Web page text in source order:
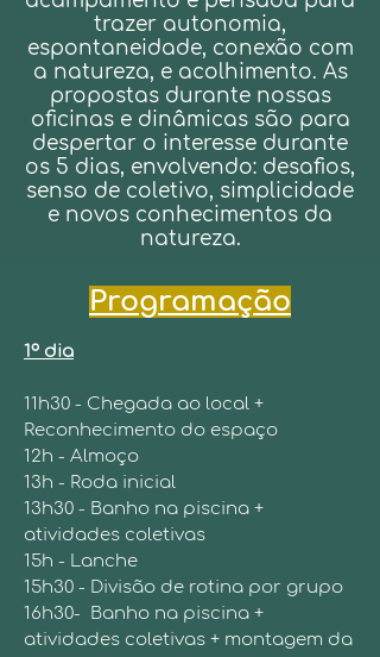
trazer autonomia,
espontaneidade, conexão com
a natureza, e acolhimento. As
propostas durante nossas
oficinas e dinâmicas são para
despertar o interesse durante
os 5 dias, envolvendo: desafios,
senso de coletivo, simplicidade
e novos conhecimentos da
natureza.
Programação
1º dia
11h30 - Chegada ao local +
Reconhecimento do espaço
12h - Almoço
13h - Roda inicial
13h30 - Banho na piscina +
atividades coletivas
15h - Lanche
15h30 - Divisão de rotina por grupo
16h30- Banho na piscina +
atividades coletivas + montagem da